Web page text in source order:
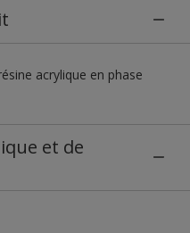
acrylique en phase
et de